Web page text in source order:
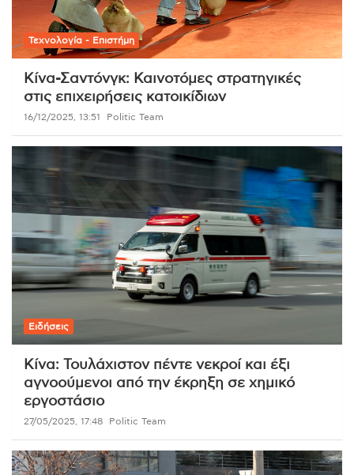
Τεχνολογία - Επιστήμη
Κίνα-Σαντόνγκ: Καινοτόμες στρατηγικές
στις επιχειρήσεις κατοικίδιων
16/12/2025, 13:51 Politic Team
Ειδήσεις
Κίνα: Τουλάχιστον πέντε νεκροί και έξι
αγνοούμενοι από την έκρηξη σε χημικό
εργοστάσιο
27/05/2025, 17:48 Politic Team